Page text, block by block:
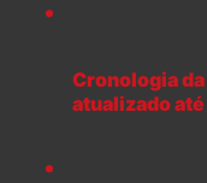
Cronologia
atualizado até